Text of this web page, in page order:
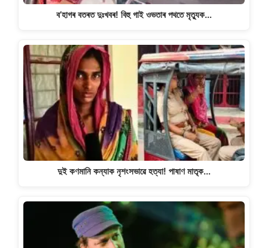
ব’হাগৰ বতৰত দুঃখবৰ! বিহু গাই ওভতাৰ পথতে মৃত্যুক…
দুই কণমানি কন্যাক নৃশংসভাৱে হত্যা! পাষাণ মাতৃক…